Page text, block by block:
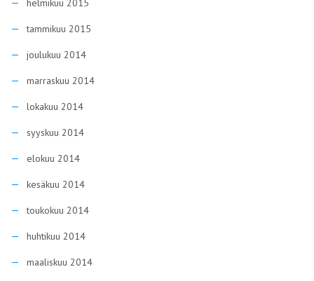
helmikuu 2015
tammikuu 2015
joulukuu 2014
marraskuu 2014
lokakuu 2014
syyskuu 2014
elokuu 2014
kesäkuu 2014
toukokuu 2014
huhtikuu 2014
maaliskuu 2014